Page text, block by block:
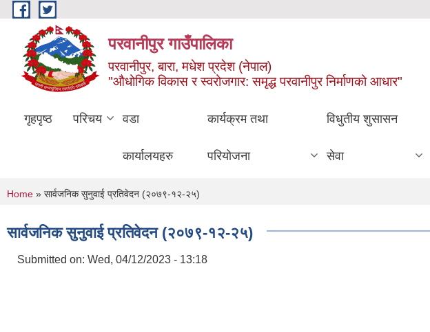
Skip to main content
परवानीपुर गाउँपालिका
परवानीपुर, बारा, मधेश प्रदेश (नेपाल)
"औधोगिक विकास र स्वरोजगार: समृद्ध परवानीपुर निर्माणको आधार"
गृहपृष्ठ परिचय वडा
कार्यालयहरु
कार्यक्रम तथा
परियोजना
विधुतीय शुसासन
सेवा
You are here
Home » सार्वजनिक सुनुवाई प्रतिवेदन (२०७९-१२-२५)
सार्वजनिक सुनुवाई प्रतिवेदन (२०७९-१२-२५)
Submitted on: Wed, 04/12/2023 - 13:18